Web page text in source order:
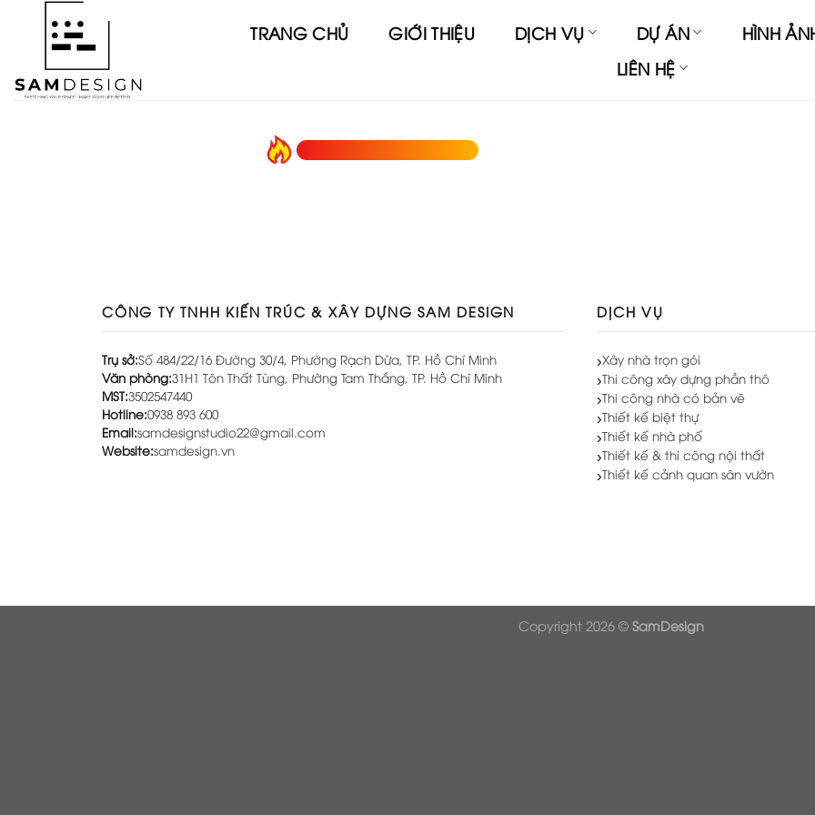
Chuyển
dung
TRANG CHỦ GIỚI THIỆU DỊCH VỤ DỰ ÁN HÌNH
LIÊN HỆ
CÔNG TY TNHH KIẾN TRÚC & XÂY DỰNG SAM DESIGN
Trụ sở:Số 484/22/16 Đường 30/4, Phường Rạch Dừa, TP. Hồ Chí Minh
Văn phòng:31H1 Tôn Thất Tùng, Phường Tam Thắng, TP. Hồ Chí Minh
MST:3502547440
Hotline:0938 893 600
Email:samdesignstudio22@gmail.com
Website:samdesign.vn
DỊCH VỤ
Xây nhà trọn gói
Thi công xây dựng phần thô
Thi công nhà có bản vẽ
Thiết kế biệt thự
Thiết kế nhà phố
Thiết kế & thi công nội thất
Thiết kế cảnh quan sân vườn
Copyright 2026 © SamDesign